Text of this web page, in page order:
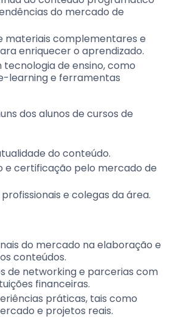
do mercado de
materiais complementares e
enriquecer o aprendizado.
de ensino, como
learning e ferramentas
dos alunos de cursos de
do conteúdo.
e certificação pelo mercado de
e colegas da área.
do mercado na elaboração e
conteúdos.
de networking e parcerias com
financeiras.
práticas, tais como
e projetos reais.